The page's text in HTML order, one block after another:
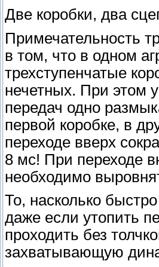
Две коробки, два
Примечательность
в том, что в одном
трехступенчатые
нечетных. При этом
передач одно
первой коробке, в
переходе вверх
8 мс! При переходе
необходимо
То, насколько
даже если утопить
проходить без
захватывающую